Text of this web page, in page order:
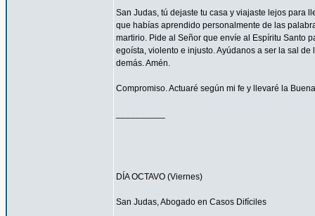
San Judas, tú dejaste tu casa y viajaste lejos para
que habías aprendido personalmente de las
martirio. Pide al Señor que envíe al Espíritu Santo
egoísta, violento e injusto. Ayúdanos a ser la sal
demás. Amén.
Compromiso. Actuaré según mi fe y llevaré la
DÍA OCTAVO (Viernes)
San Judas, Abogado en Casos Difíciles